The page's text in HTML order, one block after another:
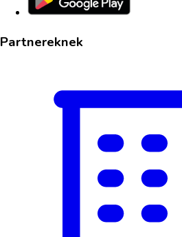
Partnereknek